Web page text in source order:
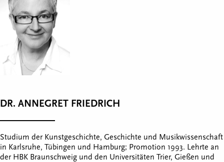
DR. ANNEGRET FRIEDRICH
Studium der Kunstgeschichte, Geschichte und Musikwissenschaft
in Karlsruhe, Tübingen und Hamburg; Promotion 1993. Lehrte an
der HBK Braunschweig und den Universitäten Trier, Gießen und